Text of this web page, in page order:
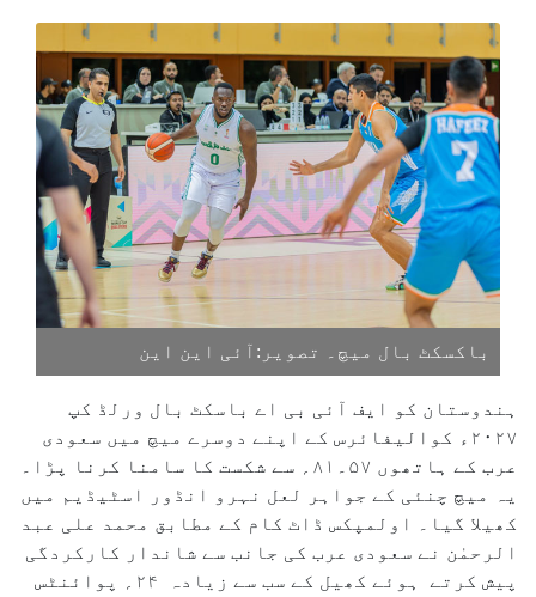
باکسکٹ بال میچ۔ تصویر:آئی این این
ہندوستان کو ایف آئی بی اے باسکٹ بال ورلڈ کپ
۲۰۲۷ء کوالیفائرس کے اپنے دوسرے میچ میں سعودی
عرب کے ہاتھوں ۵۷۔۸۱؍ سے شکست کا سامنا کرنا پڑا۔
یہ میچ چنئی کے جواہر لعل نہرو انڈور اسٹیڈیم میں
کھیلا گیا۔ اولمپکس ڈاٹ کام کے مطابق محمد علی عبد
الرحمٰن نے سعودی عرب کی جانب سے شاندار کارکردگی
پیش کرتے ہوئے کھیل کے سب سے زیادہ ۲۴؍ پوائنٹس